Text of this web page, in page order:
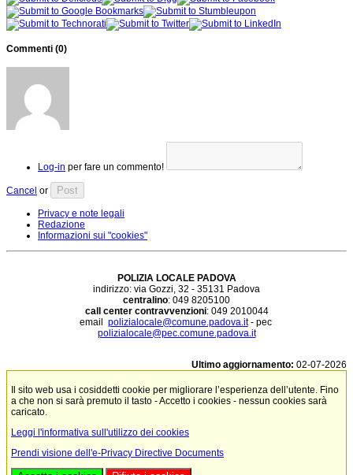
Commenti (0)
Log-in per fare un commento!
Cancel or Post
Privacy e note legali
Redazione
Informazioni sui "cookies"
POLIZIA LOCALE PADOVA
indirizzo: via Gozzi, 32 - 35131 Padova
centralino: 049 8205100
call center contravvenzioni: 049 2010044
email polizialocale@comune.padova.it- pec
polizialocale@pec.comune.padova.it
Ultimo aggiornamento: 02-07-2026
Il sito web usa i cosiddetti cookie per migliorare l’esperienza dell’utente. Fino
a che non si sarà premuto il tasto - Accetto i cookies - nessun cookies sarà
caricato.
Leggi l'informativa sull'utilizzo dei cookies
Prendi visione dell'e-Privacy Directive Documents